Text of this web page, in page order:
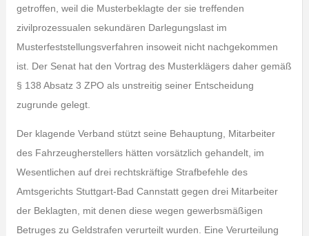
getroffen, weil die Musterbeklagte der sie treffenden
zivilprozessualen sekundären Darlegungslast im
Musterfeststellungsverfahren insoweit nicht nachgekommen
ist. Der Senat hat den Vortrag des Musterklägers daher gemäß
§ 138 Absatz 3 ZPO als unstreitig seiner Entscheidung
zugrunde gelegt.
Der klagende Verband stützt seine Behauptung, Mitarbeiter
des Fahrzeugherstellers hätten vorsätzlich gehandelt, im
Wesentlichen auf drei rechtskräftige Strafbefehle des
Amtsgerichts Stuttgart-Bad Cannstatt gegen drei Mitarbeiter
der Beklagten, mit denen diese wegen gewerbsmäßigen
Betruges zu Geldstrafen verurteilt wurden. Eine Verurteilung